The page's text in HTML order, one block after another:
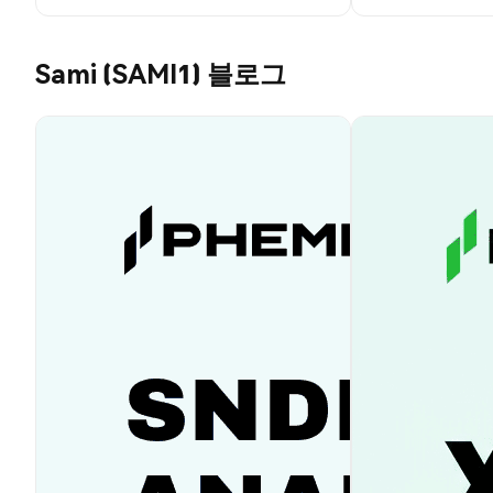
Sami (SAMI1) 블로그